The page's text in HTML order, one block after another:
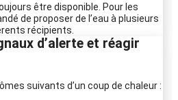
être disponible. Pour les
de proposer de l’eau à plusieurs
récipients.
d’alerte et réagir
suivants d’un coup de chaleur :